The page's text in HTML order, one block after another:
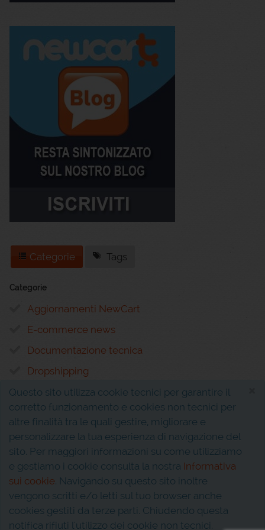
Questo sito utilizza cookie tecnici per garantire il
corretto funzionamento e cookies non tecnici per
altre finalità tra le quali gestire, migliorare e
personalizzare la tua esperienza di navigazione del
sito. Per maggiori informazioni su come utilizziamo
e gestiamo i cookie consulta la nostra Informativa
sui cookie. Navigando su questo sito inoltre
vengono scritti e/o letti sul tuo browser anche
cookies gestiti da terze parti. Chiudendo questa
notifica rifiuti l'utilizzo dei cookie non tecnici.
Categorie Tags
Categorie
Aggiornamenti NewCart
E-commerce news
Documentazione tecnica
Dropshipping
Interferenza s.r.l.
P.I. 02810310611
Via Evangelista, 5
81020 San Nicola la Strada (CE)
© 2026